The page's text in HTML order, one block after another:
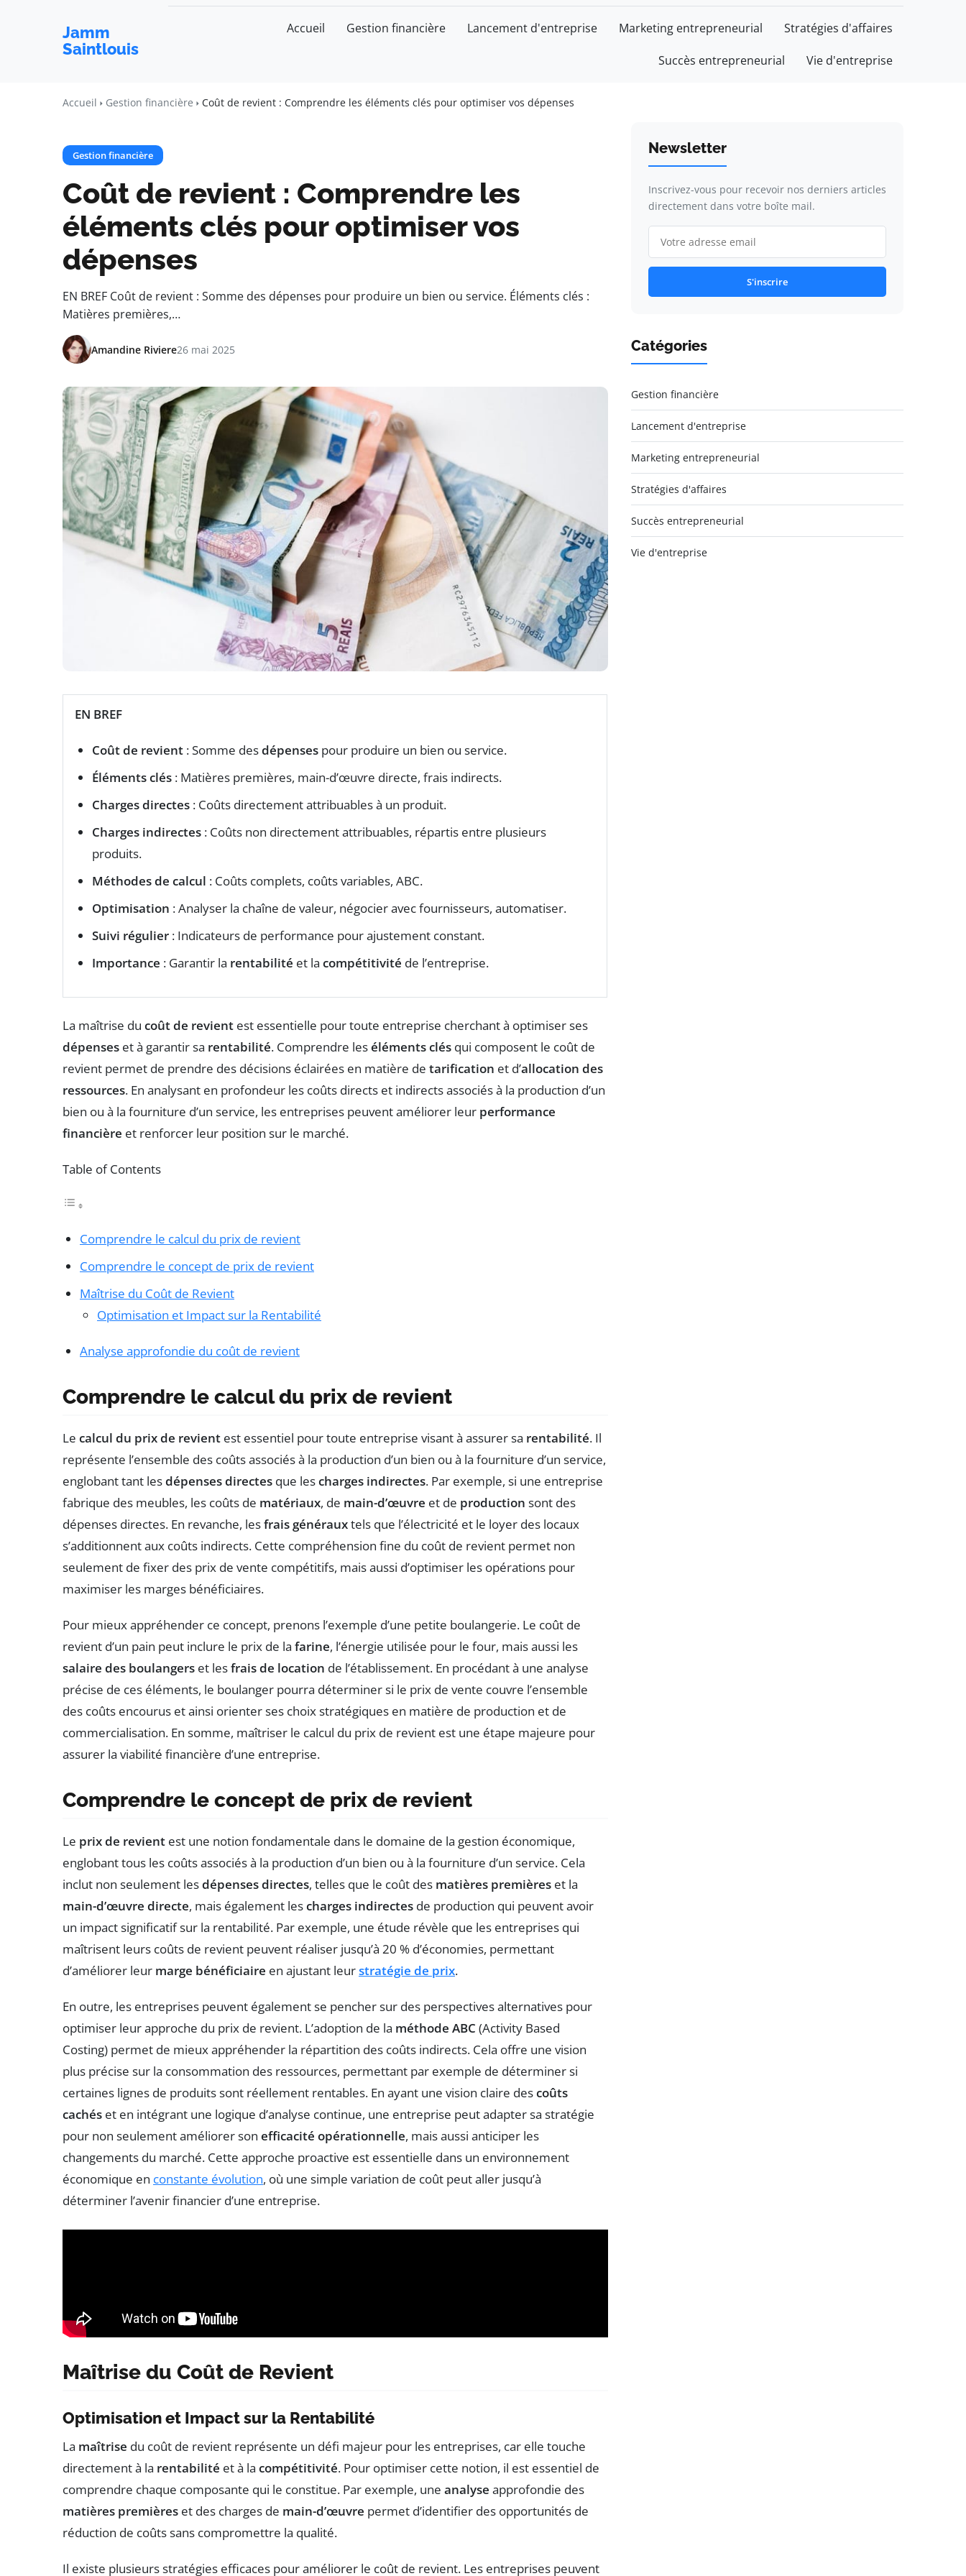
Jamm
Saintlouis
Accueil Gestion financière Lancement d'entreprise Marketing entrepreneurial Stratégies d'affaires
Succès entrepreneurial Vie d'entreprise
Accueil Gestion financière Coût de revient : Comprendre les éléments clés pour optimiser vos dépenses
Gestion financière
Coût de revient : Comprendre les
éléments clés pour optimiser vos
dépenses
EN BREF Coût de revient : Somme des dépenses pour produire un bien ou service. Éléments clés :
Matières premières,…
Amandine Riviere26 mai 2025
EN BREF
Coût de revient : Somme desdépenses pour produire un bien ou service.
Éléments clés : Matières premières, main-d’œuvre directe, frais indirects.
Charges directes : Coûts directement attribuables à un produit.
Charges indirectes : Coûts non directement attribuables, répartis entre plusieurs
produits.
Méthodes de calcul : Coûts complets, coûts variables, ABC.
Optimisation : Analyser la chaîne de valeur, négocier avec fournisseurs, automatiser.
Suivi régulier : Indicateurs de performance pour ajustement constant.
Importance : Garantir la rentabilité et la compétitivité de l’entreprise.
La maîtrise du coût de revient est essentielle pour toute entreprise cherchant à optimiser ses
dépenses et à garantir sa rentabilité. Comprendre leséléments clés qui composent le coût de
revient permet de prendre des décisions éclairées en matière de tarification et d’allocation des
ressources. En analysant en profondeur les coûts directs et indirects associés à la production d’un
bien ou à la fourniture d’un service, les entreprises peuvent améliorer leur performance
financière et renforcer leur position sur le marché.
Table of Contents
Comprendre le calcul du prix de revient
Comprendre le concept de prix de revient
Maîtrise du Coût de Revient
Optimisation et Impact sur la Rentabilité
Analyse approfondie du coût de revient
Comprendre le calcul du prix de revient
Le calcul du prix de revient est essentiel pour toute entreprise visant à assurer sa rentabilité. Il
représente l’ensemble des coûts associés à la production d’un bien ou à la fourniture d’un service,
englobant tant lesdépenses directes que lescharges indirectes. Par exemple, si une entreprise
fabrique des meubles, les coûts de matériaux, de main-d’œuvre et de production sont des
dépenses directes. En revanche, lesfrais générauxtels que l’électricité et le loyer des locaux
s’additionnent aux coûts indirects. Cette compréhension fine du coût de revient permet non
seulement de fixer des prix de vente compétitifs, mais aussi d’optimiser les opérations pour
maximiser les marges bénéficiaires.
Pour mieux appréhender ce concept, prenons l’exemple d’une petite boulangerie. Le coût de
revient d’un pain peut inclure le prix de la farine, l’énergie utilisée pour le four, mais aussi les
salaire des boulangers et lesfrais de location de l’établissement. En procédant à une analyse
précise de ces éléments, le boulanger pourra déterminer si le prix de vente couvre l’ensemble
des coûts encourus et ainsi orienter ses choix stratégiques en matière de production et de
commercialisation. En somme, maîtriser le calcul du prix de revient est une étape majeure pour
assurer la viabilité financière d’une entreprise.
Comprendre le concept de prix de revient
Le prix de revient est une notion fondamentale dans le domaine de la gestion économique,
englobant tous les coûts associés à la production d’un bien ou à la fourniture d’un service. Cela
inclut non seulement lesdépenses directes, telles que le coût des matières premières et la
main-d’œuvre directe, mais également lescharges indirectes de production qui peuvent avoir
un impact significatif sur la rentabilité. Par exemple, une étude révèle que les entreprises qui
maîtrisent leurs coûts de revient peuvent réaliser jusqu’à 20 % d’économies, permettant
d’améliorer leur marge bénéficiaire en ajustant leurstratégie de prix.
En outre, les entreprises peuvent également se pencher sur des perspectives alternatives pour
optimiser leur approche du prix de revient. L’adoption de la méthode ABC (Activity Based
Costing) permet de mieux appréhender la répartition des coûts indirects. Cela offre une vision
plus précise sur la consommation des ressources, permettant par exemple de déterminer si
certaines lignes de produits sont réellement rentables. En ayant une vision claire descoûts
cachés et en intégrant une logique d’analyse continue, une entreprise peut adapter sa stratégie
pour non seulement améliorer son efficacité opérationnelle, mais aussi anticiper les
changements du marché. Cette approche proactive est essentielle dans un environnement
économique en constante évolution, où une simple variation de coût peut aller jusqu’à
déterminer l’avenir financier d’une entreprise.
Maîtrise du Coût de Revient
Optimisation et Impact sur la Rentabilité
La maîtrise du coût de revient représente un défi majeur pour les entreprises, car elle touche
directement à la rentabilité et à la compétitivité. Pour optimiser cette notion, il est essentiel de
comprendre chaque composante qui le constitue. Par exemple, une analyse approfondie des
matières premières et des charges de main-d’œuvre permet d’identifier des opportunités de
réduction de coûts sans compromettre la qualité.
Il existe plusieurs stratégies efficaces pour améliorer le coût de revient. Les entreprises peuvent
Newsletter
Inscrivez-vous pour recevoir nos derniers articles
directement dans votre boîte mail.
S'inscrire
Catégories
Gestion financière
Lancement d'entreprise
Marketing entrepreneurial
Stratégies d'affaires
Succès entrepreneurial
Vie d'entreprise